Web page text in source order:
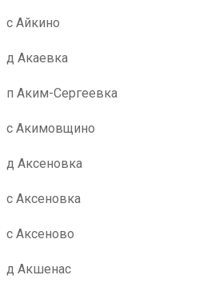
с Айкино
д Акаевка
п Аким-Сергеевка
с Акимовщино
д Аксеновка
с Аксеновка
с Аксеново
д Акшенас